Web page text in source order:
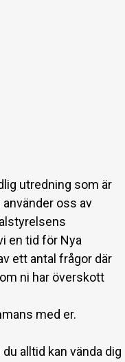
utredning som är
oss av
en tid för Nya
ett antal frågor där
ni har överskott
med er.
alltid kan vända dig